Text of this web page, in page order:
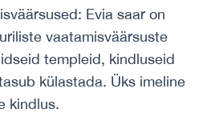
Evia saar on
vaatamisväärsuste
templeid, kindluseid
külastada. Üks imeline
kindlus.